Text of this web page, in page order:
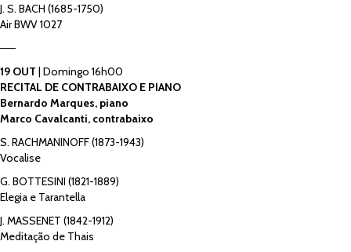
J. S. BACH (1685-1750)
Air BWV 1027
——
19 OUT | Domingo 16h00
RECITAL DE CONTRABAIXO E PIANO
Bernardo Marques, piano
Marco Cavalcanti, contrabaixo
S. RACHMANINOFF (1873-1943)
Vocalise
G. BOTTESINI (1821-1889)
Elegia e Tarantella
J. MASSENET (1842-1912)
Meditação de Thais